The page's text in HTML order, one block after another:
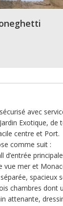
avec
Exotique,
centre et Port.
comme suit :
d’entrée
vue mer et
spacieux
chambres dont
attenante,